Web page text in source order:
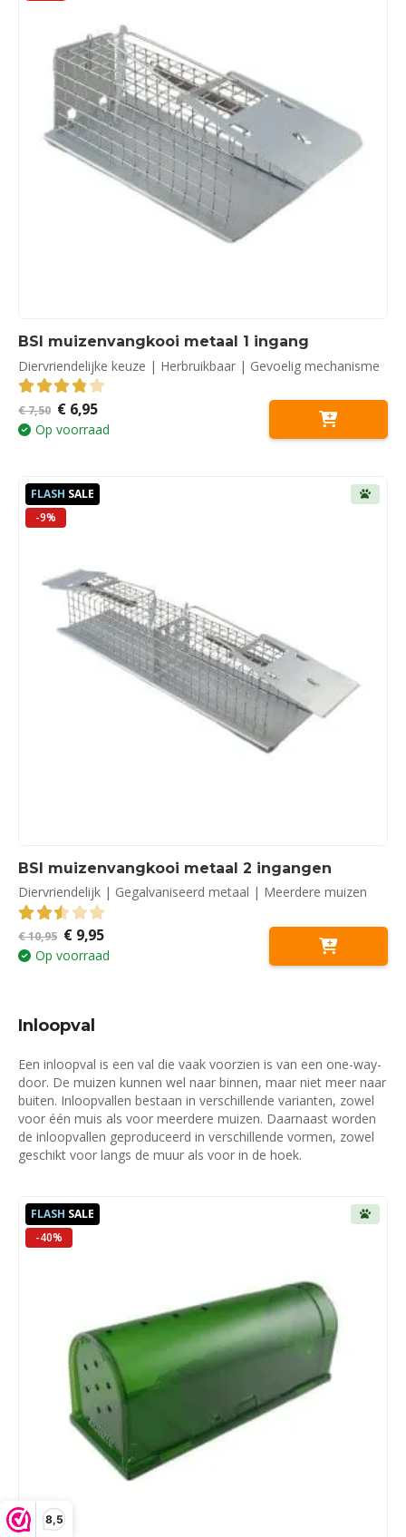
8,5
BSI muizenvangkooi metaal 1 ingang
Diervriendelijke keuze | Herbruikbaar | Gevoelig mechanisme
3.88 out of 5
€7,50 Oorspronkelijke
prijs
was:
€6,95Huidige
prijs
is:
Op voorraad
FLASH SALE
-9%
BSI muizenvangkooi metaal 2 ingangen
Diervriendelijk | Gegalvaniseerd metaal | Meerdere muizen
2.50out of 5
€10,95 Oorspronkelijke
prijs
was:
€9,95Huidige
prijs
is:
Op voorraad
Inloopval
Een inloopval is een val die vaak voorzien is van een one-way-
door. De muizen kunnen wel naar binnen, maar niet meer naar
buiten. Inloopvallen bestaan in verschillende varianten, zowel
voor één muis als voor meerdere muizen. Daarnaast worden
de inloopvallen geproduceerd in verschillende vormen, zowel
geschikt voor langs de muur als voor in de hoek.
FLASH SALE
-40%